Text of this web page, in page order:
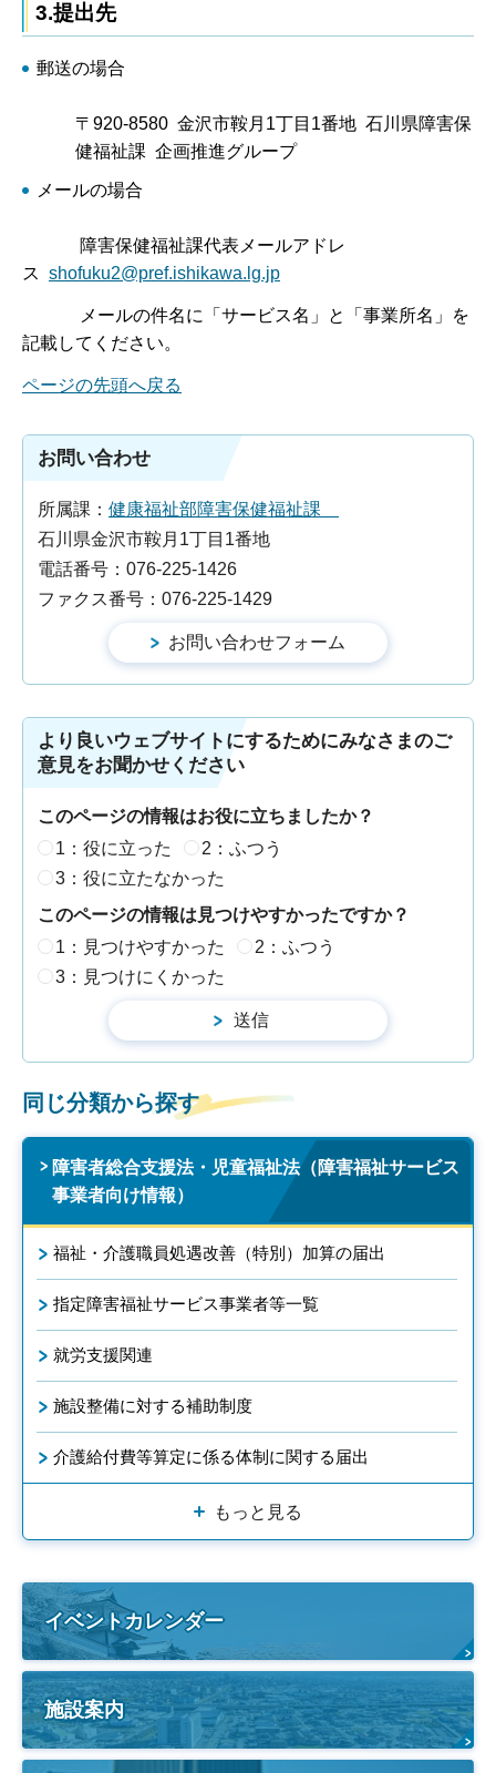
3.提出先
郵送の場合
〒920-8580 金沢市鞍月1丁目1番地 石川県障害保
健福祉課 企画推進グループ
メールの場合
障害保健福祉課代表メールアドレ
ス shofuku2@pref.ishikawa.lg.jp
メールの件名に「サービス名」と「事業所名」を
記載してください。
ページの先頭へ戻る
お問い合わせ
所属課： 健康福祉部障害保健福祉課
石川県金沢市鞍月1丁目1番地
電話番号：076-225-1426
ファクス番号：076-225-1429
より良いウェブサイトにするためにみなさまのご
意見をお聞かせください
このページの情報はお役に立ちましたか？
1：役に立った
2：ふつう
3：役に立たなかった
このページの情報は見つけやすかったですか？
1：見つけやすかった
2：ふつう
3：見つけにくかった
同じ分類から探す
障害者総合支援法・児童福祉法（障害福祉サービス
事業者向け情報）
福祉・介護職員処遇改善（特別）加算の届出
指定障害福祉サービス事業者等一覧
就労支援関連
施設整備に対する補助制度
介護給付費等算定に係る体制に関する届出
もっと見る
イベントカレンダー
施設案内